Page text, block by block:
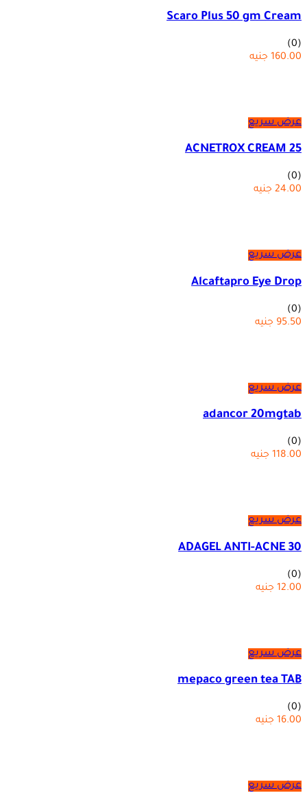
Scaro Plus 50 gm Cream
(0)
160.00 جنيه
عرض سريع
ACNETROX CREAM 25
(0)
24.00 جنيه
عرض سريع
Alcaftapro Eye Drop
(0)
95.50 جنيه
عرض سريع
adancor 20mgtab
(0)
118.00 جنيه
عرض سريع
ADAGEL ANTI-ACNE 30
(0)
12.00 جنيه
عرض سريع
mepaco green tea TAB
(0)
16.00 جنيه
عرض سريع